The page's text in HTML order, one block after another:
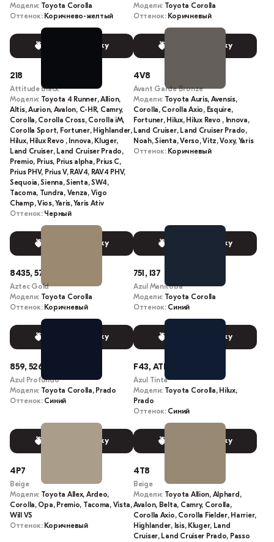
Модели: Toyota Corolla
Оттенок: Коричнево-желтый
Выбрать краску
Модели: Toyota Corolla
Оттенок: Коричневый
Выбрать краску
218
Attitude Black
Модели: Toyota 4 Runner, Allion,
Altis, Aurion, Avalon, C-HR, Camry,
Corolla, Corolla Cross, Corolla iM,
Corolla Sport, Fortuner, Highlander,
Hilux, Hilux Revo , Innova, Kluger,
Land Cruiser, Land Cruiser Prado,
Premio, Prius, Prius alpha, Prius C,
Prius PHV, Prius V, RAV4, RAV4 PHV,
Sequoia, Sienna, Sienta, SW4,
Tacoma, Tundra, Venza, Vigo
Champ, Vios, Yaris, Yaris Ativ
Оттенок: Черный
Выбрать краску
4V8
Avant Garde Bronze
Модели: Toyota Auris, Avensis,
Corolla, Corolla Axio, Esquire,
Fortuner, Hilux, Hilux Revo , Innova,
Land Cruiser, Land Cruiser Prado,
Noah, Sienta, Verso, Vitz, Voxy, Yaris
Оттенок: Коричневый
Выбрать краску
8435, 5772
Aztec Gold
Модели: Toyota Corolla
Оттенок: Коричневый
Выбрать краску
751, I37
Azul Manitoba
Модели: Toyota Corolla
Оттенок: Синий
Выбрать краску
859, 52690730
Azul Profundo
Модели: Toyota Corolla, Prado
Оттенок: Синий
Выбрать краску
F43, ATI
Azul Tinta
Модели: Toyota Corolla, Hilux,
Prado
Оттенок: Синий
Выбрать краску
4P7
Beige
Модели: Toyota Allex, Ardeo,
Corolla, Opa, Premio, Tacoma, Vista,
Will VS
Оттенок: Коричневый
4T8
Beige
Модели: Toyota Allion, Alphard,
Avalon, Belta, Camry, Corolla,
Corolla Axio, Corolla Fielder, Harrier,
Highlander, Isis, Kluger, Land
Cruiser, Land Cruiser Prado, Passo